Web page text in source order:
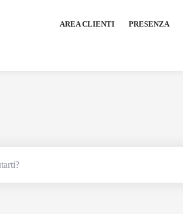
AREA CLIENTI PRESENZA